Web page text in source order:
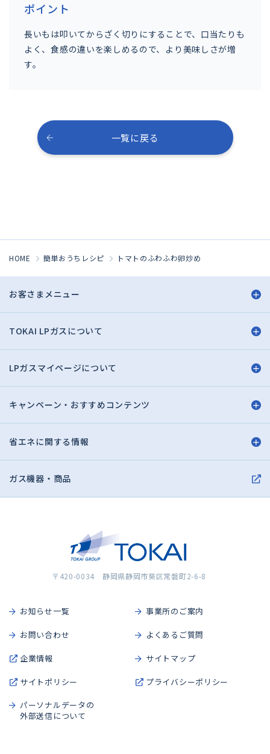
ポイント
長いもは叩いてからざく切りにすることで、口当たりも
よく、食感の違いを楽しめるので、より美味しさが増
す。
一覧に戻る
HOME 簡単おうちレシピ トマトのふわふわ卵炒め
お客さまメニュー
TOKAI LPガスについて
LPガスマイページについて
キャンペーン・おすすめコンテンツ
省エネに関する情報
ガス機器・商品
〒420-0034 静岡県静岡市葵区常磐町2-6-8
お知らせ一覧 事業所のご案内
お問い合わせ よくあるご質問
企業情報 サイトマップ
サイトポリシー
プライバシーポリシー
パーソナルデータの
外部送信について